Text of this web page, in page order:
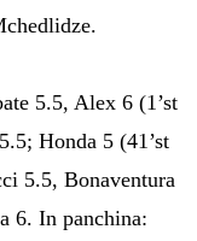
5.5, Alex 6 (1’st
Honda 5 (41’st
5.5, Bonaventura
6. In panchina: